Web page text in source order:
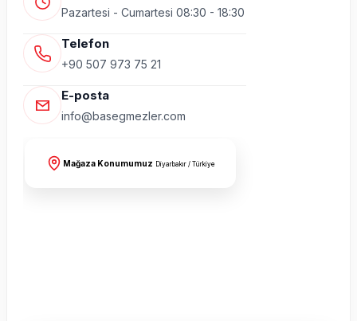
Pazartesi - Cumartesi 08:30 - 18:30
Telefon
+90 507 973 75 21
E-posta
info@basegmezler.com
Mağaza Konumumuz Diyarbakır / Türkiye